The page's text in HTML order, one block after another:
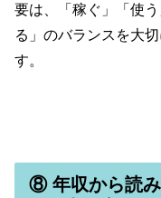
要は、「稼ぐ」「使
る」のバランスを大
す。
⑧ 年収から読み